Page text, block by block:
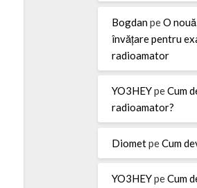
BogdanpeO
învățare pentru
radioamator
YO3HEYpeCum
radioamator?
DiometpeCum
YO3HEYpeCum